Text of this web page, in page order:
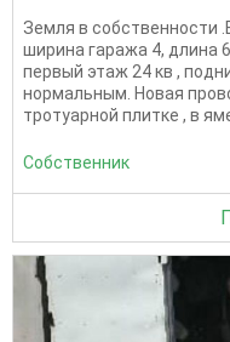
Земля в собственности
ширина гаража 4, длина
первый этаж 24 кв ,
нормальным. Новая
тротуарной плитке , в
Собственник